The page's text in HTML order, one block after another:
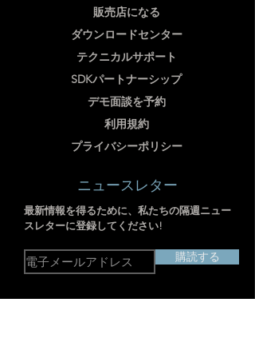
販売店になる
ダウンロードセンター
テクニカルサポート
SDKパートナーシップ
デモ面談を予約
利用規約
プライバシーポリシー
ニュースレター
最新情報を得るために、私たちの隔週ニュー
スレターに登録してください!
購読する